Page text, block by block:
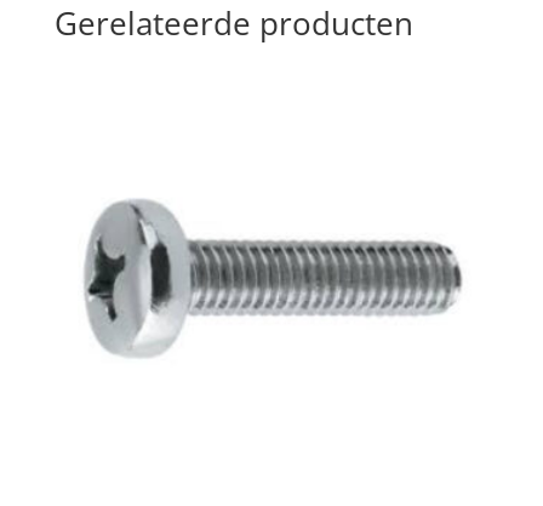
Gerelateerde producten